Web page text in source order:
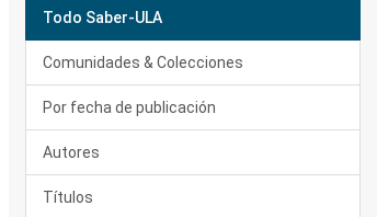
Todo Saber-ULA
Comunidades & Colecciones
Por fecha de publicación
Autores
Títulos